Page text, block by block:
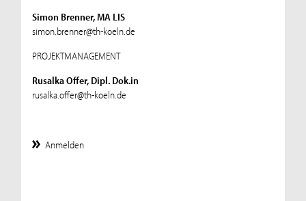
Simon Brenner, MA LIS
simon.brenner@th-koeln.de
PROJEKTMANAGEMENT
Rusalka Offer, Dipl. Dok.in
rusalka.offer@th-koeln.de
Anmelden